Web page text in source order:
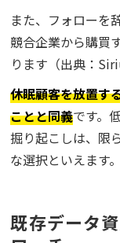
また、フォローを
競合企業から購買
ります（出典：
休眠顧客を放置す
ことと同義です。
掘り起こしは、限
な選択といえます。
既存データ